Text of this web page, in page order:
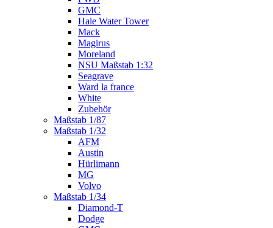
GMC
Hale Water Tower
Mack
Magirus
Moreland
NSU Maßstab 1:32
Seagrave
Ward la france
White
Zubehör
Maßstab 1/87
Maßstab 1/32
AFM
Austin
Hürlimann
MG
Volvo
Maßstab 1/34
Diamond-T
Dodge